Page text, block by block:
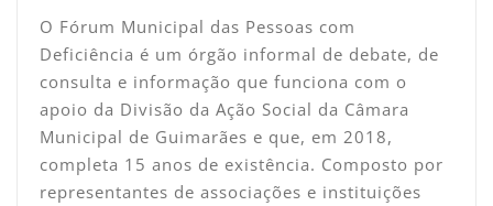
O Fórum Municipal das Pessoas com
Deficiência é um órgão informal de debate, de
consulta e informação que funciona com o
apoio da Divisão da Ação Social da Câmara
Municipal de Guimarães e que, em 2018,
completa 15 anos de existência. Composto por
representantes de associações e instituições